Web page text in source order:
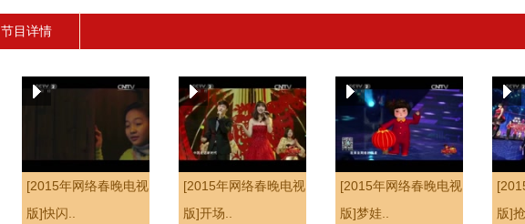
节目详情
[2015年网络春晚电视
版]快闪..
[2015年网络春晚电视
版]开场..
[2015年网络春晚电视
版]梦娃..
版]